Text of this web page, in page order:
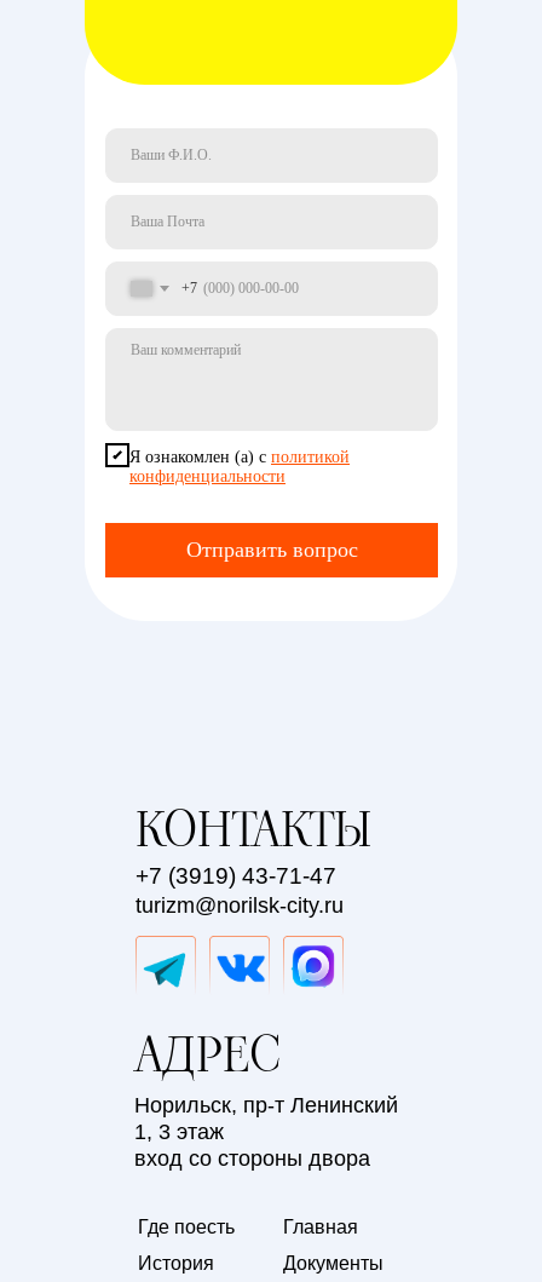
+7
Я ознакомлен (а) с политикой
конфиденциальности
Отправить вопрос
Документы
Главная
История
Где поесть
АДРЕС
Норильск, пр-т Ленинский
1, 3 этаж
вход со стороны двора
turizm@norilsk-city.ru
+7 (3919) 43-71-47
КОНТАКТЫ